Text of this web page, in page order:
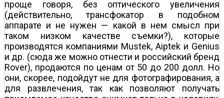
проще говоря, без оптического увеличения
(действительно, трансфокатор в подобном
аппарате и не нужен — какой в нем смысл при
таком низком качестве съемки?), которые
производятся компаниями Mustek, Aiptek и Genius
и др. (сюда же можно отнести и российский бренд
Rover), продаются по ценам от 50 до 200 долл. Но
они, скорее, подойдут не для фотографирования, а
для развлечения, так как позволяют получать